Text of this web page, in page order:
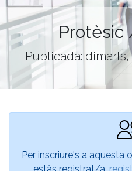
Publicada:
Per inscriure's a aquesta